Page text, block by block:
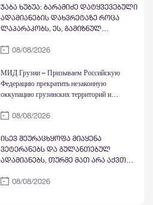
ტყუილი თქვა, რომ ქართველები
ტყვეებს ხვრეტდნენო
ჯაბა ხუბუა: ბარამიძე დატყვევებული
ადამიანების დახვრეტაზე როცა
ლაპარაკობს, ეს, გამიზნულ
ქვეცნობიერის ამოძახილია -
მიკუთვნების აქტი
08/08/2026
МИД Грузии – Призываем Российскую
Федерацию прекратить незаконную
оккупацию грузинских территорий и
аннексию
08/08/2026
ისევ შეურაცხყოფა მიაყენა
ვეტერანებს და გულანთებულ
ადამიანებს, თურმე მათ არა აქვთ
ღირსების, რომ ისინი რაღაცის და
08/08/2026